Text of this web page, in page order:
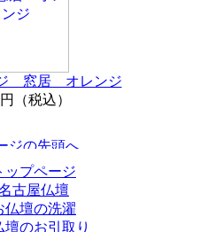
窓居 オレンジ
（税込）
ップページ
古屋仏壇
仏壇の洗濯
壇のお引取り